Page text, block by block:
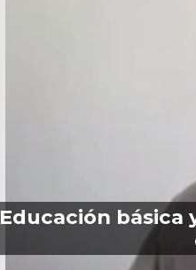
Educación básica